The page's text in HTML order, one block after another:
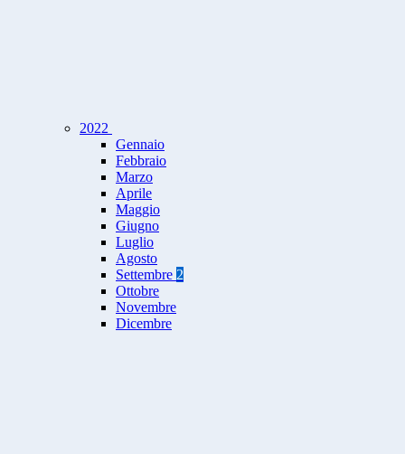
2022
Gennaio
Febbraio
Marzo
Aprile
Maggio
Giugno
Luglio
Agosto
Settembre 2
Ottobre
Novembre
Dicembre